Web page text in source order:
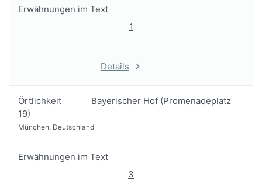
Erwähnungen im Text
1
Details
Örtlichkeit
Bayerischer Hof (Promenadeplatz
19)
München, Deutschland
Erwähnungen im Text
3